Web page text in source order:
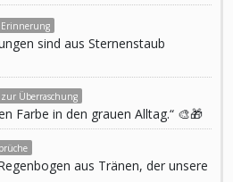
Erinnerung
sind aus Sternenstaub
Überraschung
Farbe in den grauen Alltag.“ 🎨🎁
aus Tränen, der unsere